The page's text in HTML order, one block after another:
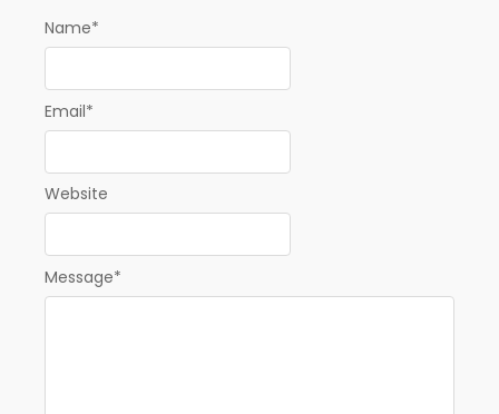
Message*
Name*
Email*
Website